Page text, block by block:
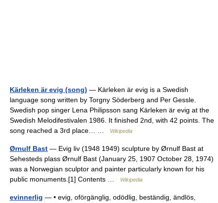
Kärleken är evig (song) — Kärleken är evig is a Swedish
language song written by Torgny Söderberg and Per Gessle.
Swedish pop singer Lena Philipsson sang Kärleken är evig at the
Swedish Melodifestivalen 1986. It finished 2nd, with 42 points. The
song reached a 3rd place… …
Wikipedia
Ørnulf Bast — Evig liv (1948 1949) sculpture by Ørnulf Bast at
Sehesteds plass Ørnulf Bast (January 25, 1907 October 28, 1974)
was a Norwegian sculptor and painter particularly known for his
public monuments.[1] Contents …
Wikipedia
evinnerlig — • evig, oförgänglig, odödlig, beständig, ändlös,